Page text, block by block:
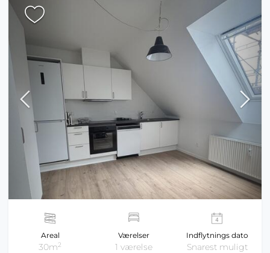
Areal
30m2
Værelser
1 værelse
Indflytnings dato
Snarest muligt